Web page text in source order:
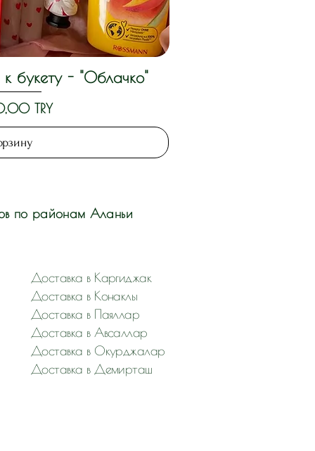
просмотр
букету - "Облачко"
TRY
по районам Аланьи
Доставка в Каргиджак
Доставка в Конаклы
Доставка в Паяллар
Доставка в Авсаллар
Доставка в Окурджалар
Доставка в Демирташ